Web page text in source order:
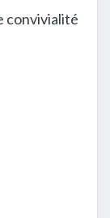
convivialité